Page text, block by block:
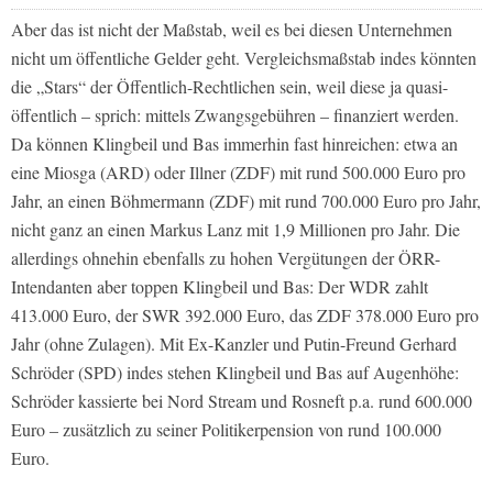
Aber das ist nicht der Maßstab, weil es bei diesen Unternehmen
nicht um öffentliche Gelder geht. Vergleichsmaßstab indes könnten
die „Stars“ der Öffentlich-Rechtlichen sein, weil diese ja quasi-
öffentlich – sprich: mittels Zwangsgebühren – finanziert werden.
Da können Klingbeil und Bas immerhin fast hinreichen: etwa an
eine Miosga (ARD) oder Illner (ZDF) mit rund 500.000 Euro pro
Jahr, an einen Böhmermann (ZDF) mit rund 700.000 Euro pro Jahr,
nicht ganz an einen Markus Lanz mit 1,9 Millionen pro Jahr. Die
allerdings ohnehin ebenfalls zu hohen Vergütungen der ÖRR-
Intendanten aber toppen Klingbeil und Bas: Der WDR zahlt
413.000 Euro, der SWR 392.000 Euro, das ZDF 378.000 Euro pro
Jahr (ohne Zulagen). Mit Ex-Kanzler und Putin-Freund Gerhard
Schröder (SPD) indes stehen Klingbeil und Bas auf Augenhöhe:
Schröder kassierte bei Nord Stream und Rosneft p.a. rund 600.000
Euro – zusätzlich zu seiner Politikerpension von rund 100.000
Euro.